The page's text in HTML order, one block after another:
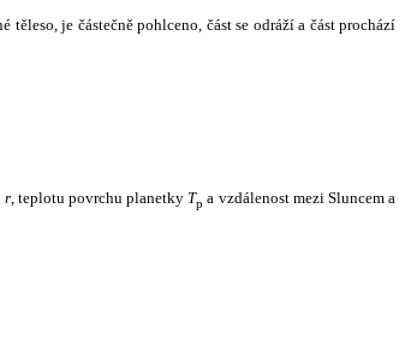
je částečně pohlceno, část se odráží a část prochází
r, teplotu povrchu planetky Tp a vzdálenost mezi Sluncem a